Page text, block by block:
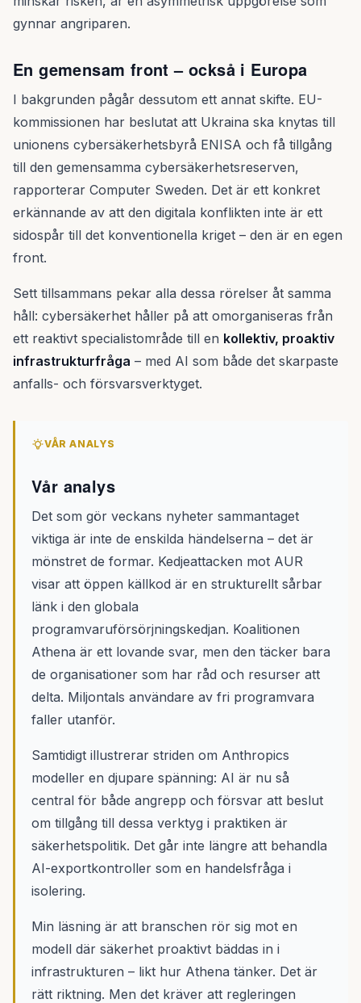
gynnar angriparen.
En gemensam front – också i Europa
I bakgrunden pågår dessutom ett annat skifte. EU-
kommissionen har beslutat att Ukraina ska knytas till
unionens cybersäkerhetsbyrå ENISA och få tillgång
till den gemensamma cybersäkerhetsreserven,
rapporterar Computer Sweden. Det är ett konkret
erkännande av att den digitala konflikten inte är ett
sidospår till det konventionella kriget – den är en egen
front.
Sett tillsammans pekar alla dessa rörelser åt samma
håll: cybersäkerhet håller på att omorganiseras från
ett reaktivt specialistområde till en kollektiv, proaktiv
infrastrukturfråga – med AI som både det skarpaste
anfalls- och försvarsverktyget.
VÅR ANALYS
Vår analys
Det som gör veckans nyheter sammantaget
viktiga är inte de enskilda händelserna – det är
mönstret de formar. Kedjeattacken mot AUR
visar att öppen källkod är en strukturellt sårbar
länk i den globala
programvaruförsörjningskedjan. Koalitionen
Athena är ett lovande svar, men den täcker bara
de organisationer som har råd och resurser att
delta. Miljontals användare av fri programvara
faller utanför.
Samtidigt illustrerar striden om Anthropics
modeller en djupare spänning: AI är nu så
central för både angrepp och försvar att beslut
om tillgång till dessa verktyg i praktiken är
säkerhetspolitik. Det går inte längre att behandla
AI-exportkontroller som en handelsfråga i
isolering.
Min läsning är att branschen rör sig mot en
modell där säkerhet proaktivt bäddas in i
infrastrukturen – likt hur Athena tänker. Det är
rätt riktning. Men det kräver att regleringen